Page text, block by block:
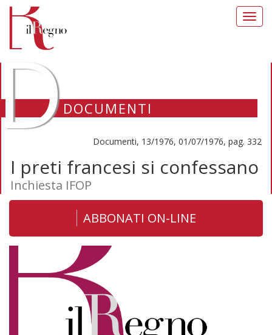
DOCUMENTI
Documenti, 13/1976, 01/07/1976, pag. 332
I preti francesi si confessano
Inchiesta IFOP
ABBONATI ON-LINE